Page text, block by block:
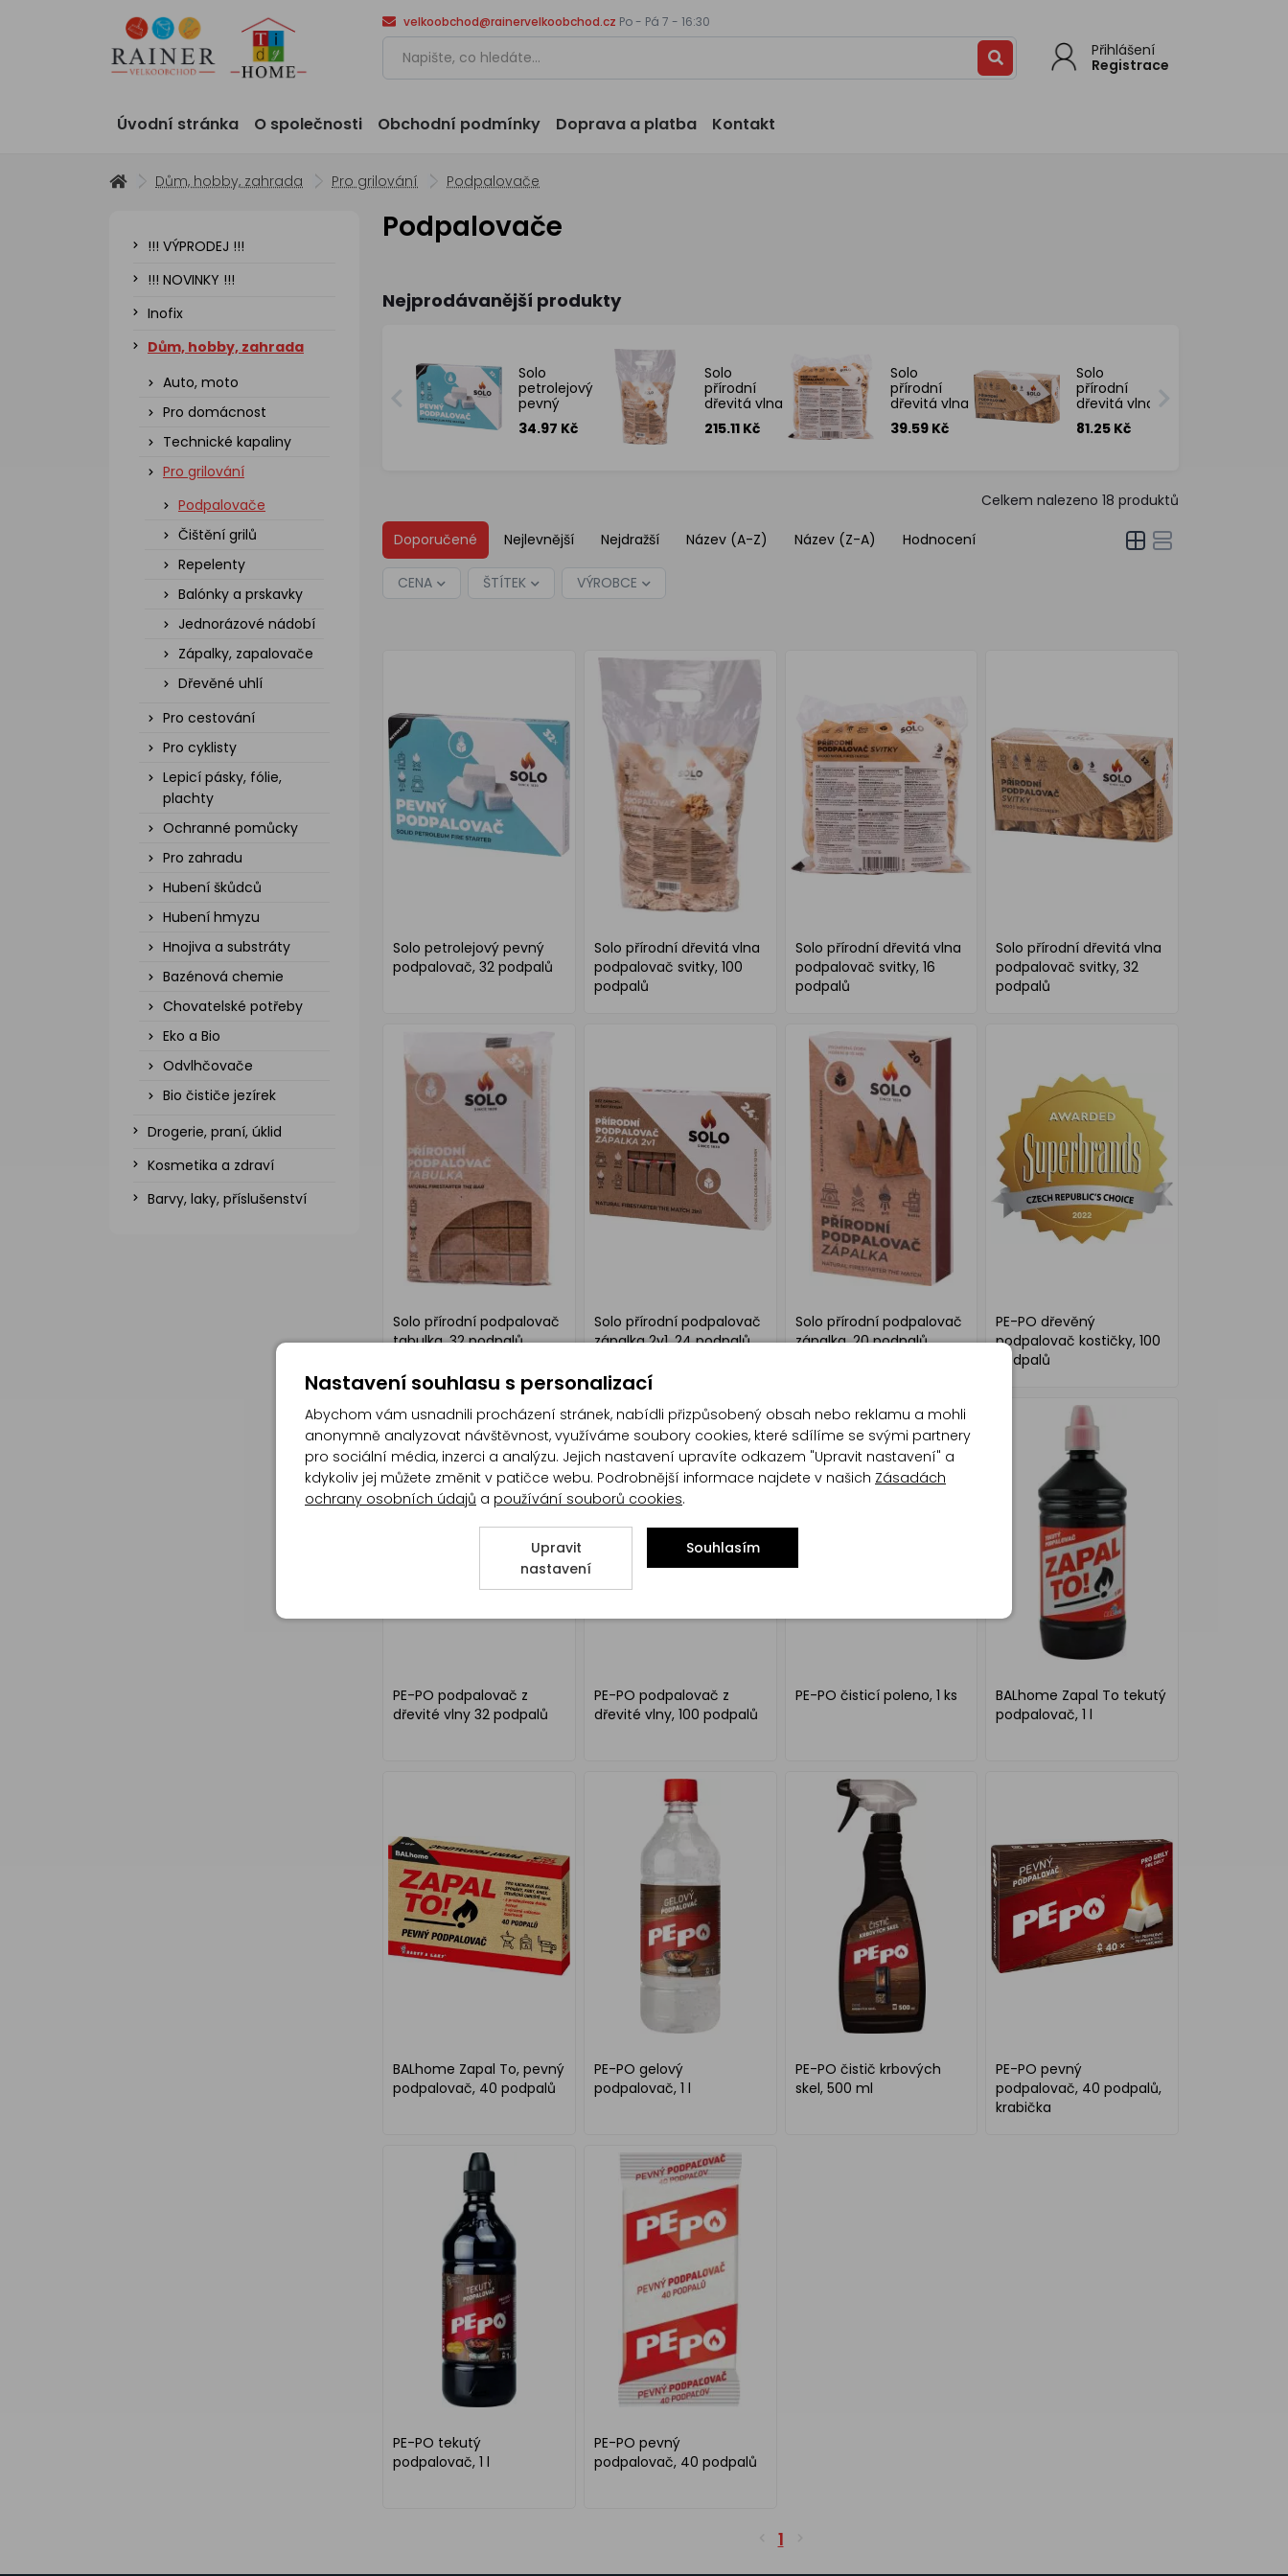
velkoobchod@rainervelkoobchod.cz Po - Pá 7 - 16:30
Přihlášení
Registrace
Úvodní stránka O společnosti Obchodní podmínky Doprava a platba Kontakt
Dům, hobby, zahrada Pro grilování Podpalovače
!!! VÝPRODEJ !!!
!!! NOVINKY !!!
Inofix
Dům, hobby, zahrada
Auto, moto
Pro domácnost
Technické kapaliny
Pro grilování
Podpalovače
Čištění grilů
Repelenty
Balónky a prskavky
Jednorázové nádobí
Zápalky, zapalovače
Dřevěné uhlí
Pro cestování
Pro cyklisty
Lepicí pásky, fólie,
plachty
Ochranné pomůcky
Pro zahradu
Hubení škůdců
Hubení hmyzu
Hnojiva a substráty
Bazénová chemie
Chovatelské potřeby
Eko a Bio
Odvlhčovače
Bio čističe jezírek
Drogerie, praní, úklid
Kosmetika a zdraví
Barvy, laky, příslušenství
Podpalovače
Nejprodávanější produkty
Solo
petrolejový
pevný
podpalovač,
32 podpalů
34.97 Kč
Solo
přírodní
dřevitá vlna
podpalovač
svitky, 100
215.11 Kč
Solo
přírodní
dřevitá vlna
podpalovač
svitky, 16
39.59 Kč
Solo
přírodní
dřevitá vlna
podpalovač
svitky, 32
81.25 Kč
Celkem nalezeno 18 produktů
Doporučené Nejlevnější Nejdražší Název (A-Z) Název (Z-A) Hodnocení
CENA ŠTÍTEK VÝROBCE
Solo petrolejový pevný
podpalovač, 32 podpalů
Solo přírodní dřevitá vlna
podpalovač svitky, 100
podpalů
Solo přírodní dřevitá vlna
podpalovač svitky, 16
podpalů
Solo přírodní dřevitá vlna
podpalovač svitky, 32
podpalů
Solo přírodní podpalovač
tabulka, 32 podpalů
Solo přírodní podpalovač
zápalka 2v1, 24 podpalů
Solo přírodní podpalovač
zápalka, 20 podpalů
PE-PO dřevěný
podpalovač kostičky, 100
podpalů
PE-PO podpalovač z
dřevité vlny 32 podpalů
PE-PO podpalovač z
dřevité vlny, 100 podpalů
PE-PO čisticí poleno, 1 ks
BALhome Zapal To tekutý
podpalovač, 1 l
BALhome Zapal To, pevný
podpalovač, 40 podpalů
PE-PO gelový
podpalovač, 1 l
PE-PO čistič krbových
skel, 500 ml
PE-PO pevný
podpalovač, 40 podpalů,
krabička
PE-PO tekutý
podpalovač, 1 l
PE-PO pevný
podpalovač, 40 podpalů
1
Nastavení souhlasu s personalizací
Abychom vám usnadnili procházení stránek, nabídli přizpůsobený obsah nebo reklamu a mohli
anonymně analyzovat návštěvnost, využíváme soubory cookies, které sdílíme se svými partnery
pro sociální média, inzerci a analýzu. Jejich nastavení upravíte odkazem "Upravit nastavení" a
kdykoliv jej můžete změnit v patičce webu. Podrobnější informace najdete v našich Zásadách
ochrany osobních údajů a používání souborů cookies.
Upravit
nastavení
Souhlasím